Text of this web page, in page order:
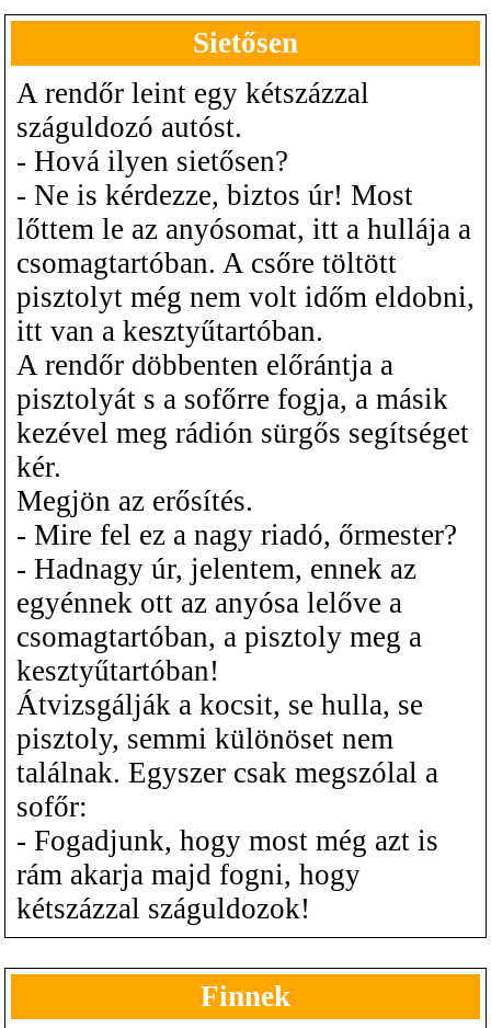
Sietősen
A rendőr leint egy kétszázzal
száguldozó autóst.
- Hová ilyen sietősen?
- Ne is kérdezze, biztos úr! Most
lőttem le az anyósomat, itt a hullája a
csomagtartóban. A csőre töltött
pisztolyt még nem volt időm eldobni,
itt van a kesztyűtartóban.
A rendőr döbbenten előrántja a
pisztolyát s a sofőrre fogja, a másik
kezével meg rádión sürgős segítséget
kér.
Megjön az erősítés.
- Mire fel ez a nagy riadó, őrmester?
- Hadnagy úr, jelentem, ennek az
egyénnek ott az anyósa lelőve a
csomagtartóban, a pisztoly meg a
kesztyűtartóban!
Átvizsgálják a kocsit, se hulla, se
pisztoly, semmi különöset nem
találnak. Egyszer csak megszólal a
sofőr:
- Fogadjunk, hogy most még azt is
rám akarja majd fogni, hogy
kétszázzal száguldozok!
Finnek